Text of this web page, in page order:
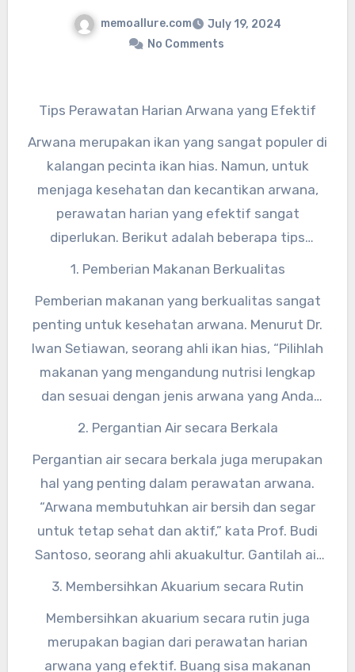
memoallure.com
July 19, 2024
No Comments
Tips Perawatan Harian Arwana yang Efektif
Arwana merupakan ikan yang sangat populer di
kalangan pecinta ikan hias. Namun, untuk
menjaga kesehatan dan kecantikan arwana,
perawatan harian yang efektif sangat
diperlukan. Berikut adalah beberapa tips
perawatan harian arwana yang dapat Anda
1. Pemberian Makanan Berkualitas
Pemberian makanan yang berkualitas sangat
penting untuk kesehatan arwana. Menurut Dr.
Iwan Setiawan, seorang ahli ikan hias, “Pilihlah
makanan yang mengandung nutrisi lengkap
dan sesuai dengan jenis arwana yang Anda
miliki.” Berikan pakan berupa cacing, ikan kecil,
kesehatannya.
2. Pergantian Air secara Berkala
Pergantian air secara berkala juga merupakan
hal yang penting dalam perawatan arwana.
“Arwana membutuhkan air bersih dan segar
untuk tetap sehat dan aktif,” kata Prof. Budi
Santoso, seorang ahli akuakultur. Gantilah air
dalam akuarium setidaknya seminggu sekali
3. Membersihkan Akuarium secara Rutin
Membersihkan akuarium secara rutin juga
merupakan bagian dari perawatan harian
arwana yang efektif. Buang sisa makanan